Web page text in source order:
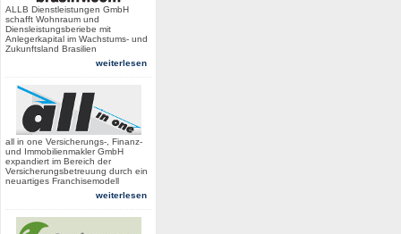
ALLB Dienstleistungen GmbH
schafft Wohnraum und
Diensleistungsberiebe mit
Anlegerkapital im Wachstums- und
Zukunftsland Brasilien
weiterlesen
all in one Versicherungs-, Finanz-
und Immobilienmakler GmbH
expandiert im Bereich der
Versicherungsbetreuung durch ein
neuartiges Franchisemodell
weiterlesen